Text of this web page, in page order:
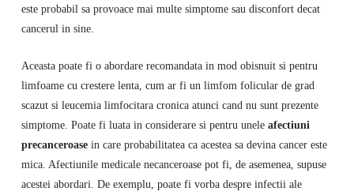
este probabil sa provoace mai multe simptome sau disconfort decat
cancerul in sine.
Aceasta poate fi o abordare recomandata in mod obisnuit si pentru
limfoame cu crestere lenta, cum ar fi un limfom folicular de grad
scazut si leucemia limfocitara cronica atunci cand nu sunt prezente
simptome. Poate fi luata in considerare si pentru uneleafectiuni
precanceroasein care probabilitatea ca acestea sa devina cancer este
mica. Afectiunile medicale necanceroase pot fi, de asemenea, supuse
acestei abordari. De exemplu, poate fi vorba despre infectii ale